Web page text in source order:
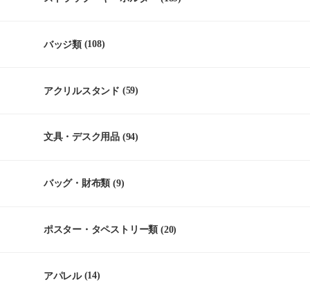
バッジ類(108)
アクリルスタンド (59)
文具・デスク用品 (94)
バッグ・財布類 (9)
ポスター・タペストリー類 (20)
アパレル(14)